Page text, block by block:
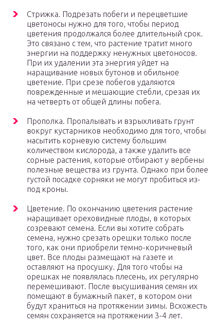
Стрижка. Подрезать побеги и перецветшие
цветоносы нужно для того, чтобы период
цветения продолжался более длительный срок.
Это связано с тем, что растение тратит много
энергии на поддержку ненужных цветоносов.
При их удалении эта энергия уйдет на
наращивание новых бутонов и обильное
цветение. При срезе побегов удаляются
поврежденные и мешающие стебли, срезая их
на четверть от общей длины побега.
Прополка. Пропалывать и взрыхливать грунт
вокруг кустарников необходимо для того, чтобы
насытить корневую систему большим
количеством кислорода, а также удалить все
сорные растения, которые отбирают у вербены
полезные вещества из грунта. Однако при более
густой посадке сорняки не могут пробиться из-
под кроны.
Цветение. По окончанию цветения растение
наращивает ореховидные плоды, в которых
созревают семена. Если вы хотите собрать
семена, нужно срезать орешки только после
того, как они приобрели темно-коричневый
цвет. Все плоды размещают на газете и
оставляют на просушку. Для того чтобы на
орешках не появлялась плесень, их регулярно
перемешивают. После высушивания семян их
помещают в бумажный пакет, в котором они
будут храниться на протяжении зимы. Всхожесть
семян сохраняется на протяжении 3-4 лет.